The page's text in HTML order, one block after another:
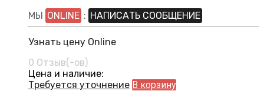
МЫ ONLINE : НАПИСАТЬ СООБЩЕНИЕ
Узнать цену Online
0 Отзыв(-ов)
Цена и наличие:
Требуется уточнение В корзину